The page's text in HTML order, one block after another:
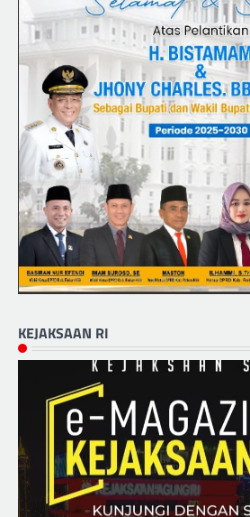
KEJAKSAAN RI